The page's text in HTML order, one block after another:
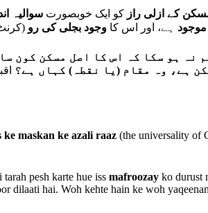
کے ازلی راز کو ایک خوبصورت سوالیہ
ہے، اور اس کا وجود بجلی کی رو
نہ ہو سکا کہ اس کا اصل مسکن کون
ہے، وہ مقام (یا نقطہ) کہاں ہے؟
ke maskan ke azali raaz (the universality of
tarah pesh karte hue iss mafroozay ko durust
dilaati hai. Woh kehte hain ke woh